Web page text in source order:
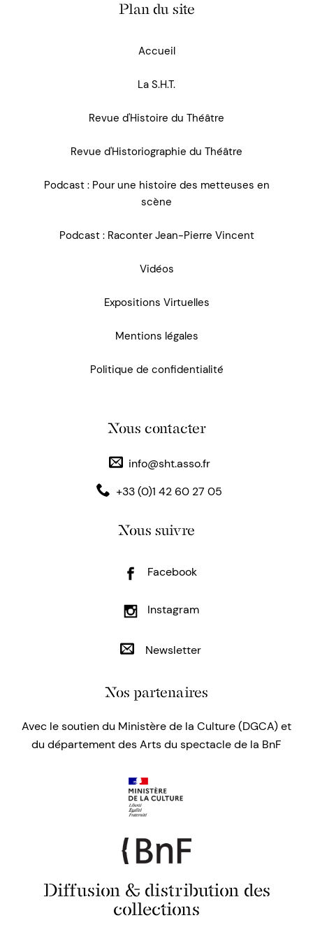
Plan du site
Accueil
La S.H.T.
Revue d'Histoire du Théâtre
Revue d'Historiographie du Théâtre
Podcast : Pour une histoire des metteuses en
scène
Podcast : Raconter Jean-Pierre Vincent
Vidéos
Expositions Virtuelles
Mentions légales
Politique de confidentialité
Nous contacter
info@sht.asso.fr
+33 (0)1 42 60 27 05
Nous suivre
Facebook
Instagram
Newsletter
Nos partenaires
Avec le soutien du Ministère de la Culture (DGCA) et
du département des Arts du spectacle de la BnF
Diffusion & distribution des
collections